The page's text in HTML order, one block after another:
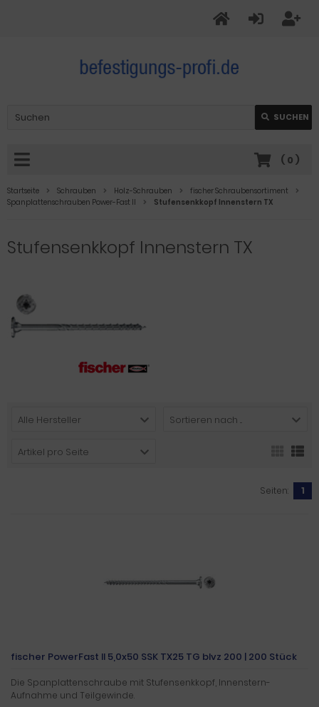
SUCHEN
( 0 )
Startseite Schrauben Holz-Schrauben
fischer Schraubensortiment
Spanplattenschrauben Power-Fast II
Stufensenkkopf Innenstern TX
Stufensenkkopf Innenstern TX
Alle Hersteller Sortieren nach ...
Artikel pro Seite
Seiten: 1
fischer PowerFast II 5,0x50 SSK TX25 TG blvz 200 | 200 Stück
Die Spanplattenschraube mit Stufensenkkopf, Innenstern-
Aufnahme und Teilgewinde.